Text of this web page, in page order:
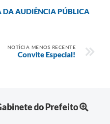
DA AUDIÊNCIA PÚBLICA
NOTÍCIA MENOS RECENTE
Convite Especial!
do Prefeito